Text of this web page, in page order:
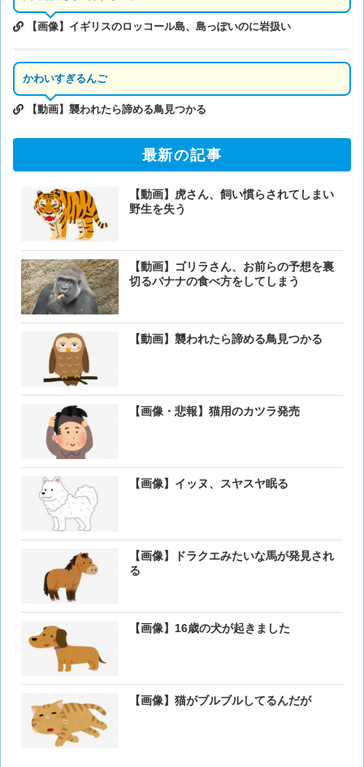
【画像】イギリスのロッコール島、島っぽいのに岩扱い
かわいすぎるんご
【動画】襲われたら諦める鳥見つかる
最新の記事
【動画】虎さん、飼い慣らされてしまい
野生を失う
【動画】ゴリラさん、お前らの予想を裏
切るバナナの食べ方をしてしまう
【動画】襲われたら諦める鳥見つかる
【画像・悲報】猫用のカツラ発売
【画像】イッヌ、スヤスヤ眠る
【画像】ドラクエみたいな馬が発見され
る
【画像】16歳の犬が起きました
【画像】猫がブルブルしてるんだが